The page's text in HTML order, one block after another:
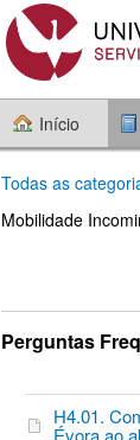
Início
Todas as
Mobilidade
Perguntas
H4.01.
Évora ao